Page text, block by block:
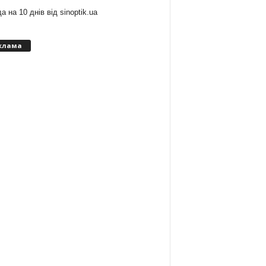
на 10 днів від sinoptik.ua